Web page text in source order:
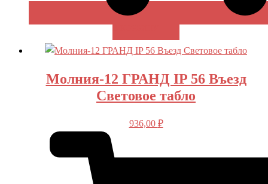
Молния-12 ГРАНД IP 56 Въезд
Световое табло
936,00 ₽